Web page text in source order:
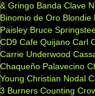
& Gringo Banda Clave
Binomio de Oro Blondie
Paisley Bruce
CD9 Cafe Quijano Carl
Carrie Underwood
Chaqueño Palavecino
Young Christian Nodal
3 Burners Counting